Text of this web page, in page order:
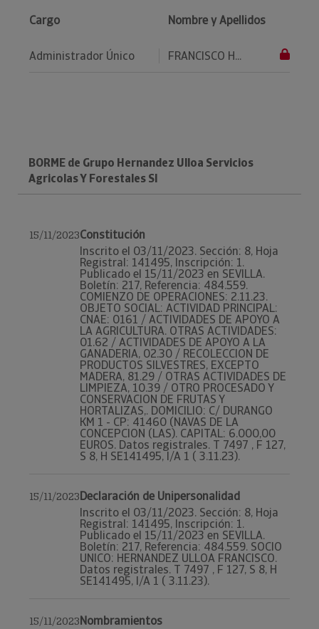
Cargo Nombre y Apellidos
Administrador Único FRANCISCO H...
BORME de Grupo Hernandez Ulloa Servicios
Agricolas Y Forestales Sl
15/11/2023Constitución
Inscrito el 03/11/2023. Sección: 8, Hoja
Registral: 141495, Inscripción: 1.
Publicado el 15/11/2023 en SEVILLA.
Boletín: 217, Referencia: 484.559.
COMIENZO DE OPERACIONES: 2.11.23.
OBJETO SOCIAL: ACTIVIDAD PRINCIPAL:
CNAE: 0161 / ACTIVIDADES DE APOYO A
LA AGRICULTURA. OTRAS ACTIVIDADES:
01.62 / ACTIVIDADES DE APOYO A LA
GANADERIA, 02.30 / RECOLECCION DE
PRODUCTOS SILVESTRES, EXCEPTO
MADERA, 81.29 / OTRAS ACTIVIDADES DE
LIMPIEZA, 10.39 / OTRO PROCESADO Y
CONSERVACION DE FRUTAS Y
HORTALIZAS,. DOMICILIO: C/ DURANGO
KM 1 - CP: 41460 (NAVAS DE LA
CONCEPCION (LAS). CAPITAL: 6.000,00
EUROS. Datos registrales. T 7497 , F 127,
S 8, H SE141495, I/A 1 ( 3.11.23).
15/11/2023Declaración de Unipersonalidad
Inscrito el 03/11/2023. Sección: 8, Hoja
Registral: 141495, Inscripción: 1.
Publicado el 15/11/2023 en SEVILLA.
Boletín: 217, Referencia: 484.559. SOCIO
UNICO: HERNANDEZ ULLOA FRANCISCO.
Datos registrales. T 7497 , F 127, S 8, H
SE141495, I/A 1 ( 3.11.23).
15/11/2023Nombramientos